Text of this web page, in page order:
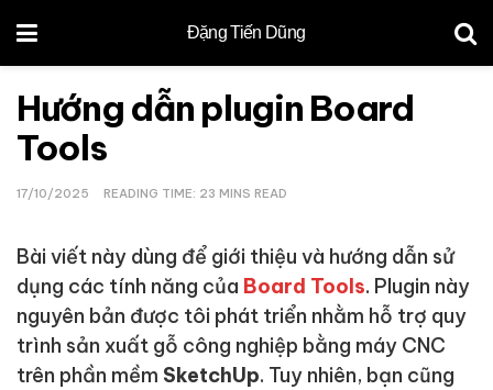
Đặng Tiến Dũng
Hướng dẫn plugin Board
Tools
17/10/2025 READING TIME: 23 MINS READ
Bài viết này dùng để giới thiệu và hướng dẫn sử
dụng các tính năng của Board Tools. Plugin này
nguyên bản được tôi phát triển nhằm hỗ trợ quy
trình sản xuất gỗ công nghiệp bằng máy CNC
trên phần mềm SketchUp. Tuy nhiên, bạn cũng